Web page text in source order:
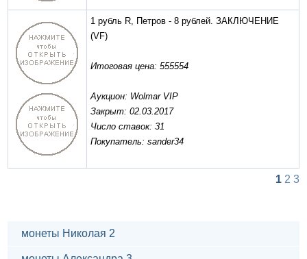
1 рубль R, Петров - 8 рублей. ЗАКЛЮЧЕНИЕ
(VF)
Итоговая цена: 555554
Аукцион: Wolmar VIP
Закрыт: 02.03.2017
Число ставок: 31
Покупатель: sander34
1 2 3
монеты Николая 2